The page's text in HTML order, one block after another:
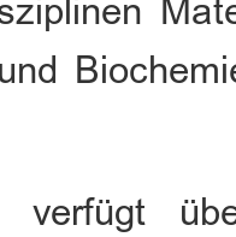
verfügt